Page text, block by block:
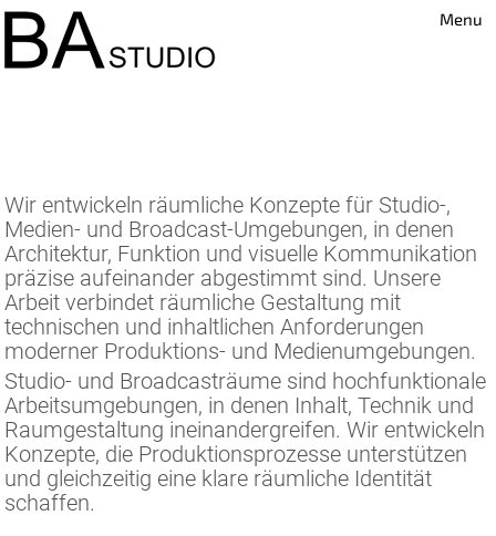
Menu
Wir entwickeln räumliche Konzepte für Studio-,
Medien- und Broadcast-Umgebungen, in denen
Architektur, Funktion und visuelle Kommunikation
präzise aufeinander abgestimmt sind. Unsere
Arbeit verbindet räumliche Gestaltung mit
technischen und inhaltlichen Anforderungen
moderner Produktions- und Medienumgebungen.
Studio- und Broadcasträume sind hochfunktionale
Arbeitsumgebungen, in denen Inhalt, Technik und
Raumgestaltung ineinandergreifen. Wir entwickeln
Konzepte, die Produktionsprozesse unterstützen
und gleichzeitig eine klare räumliche Identität
schaffen.